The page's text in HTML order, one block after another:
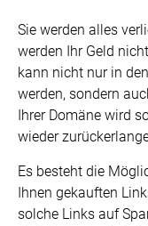
Sie werden alles
werden Ihr Geld
kann nicht nur in
werden, sondern
Ihrer Domäne wird
wieder
Es besteht die
Ihnen gekauften
solche Links auf